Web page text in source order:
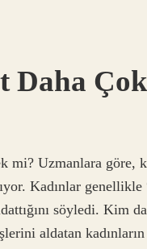
Daha
mi? Uzmanlara göre,
Kadınlar
söyledi. Kim
aldatan